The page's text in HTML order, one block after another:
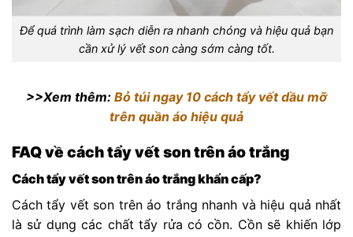
Để quá trình làm sạch diễn ra nhanh chóng và hiệu quả bạn
cần xử lý vết son càng sớm càng tốt.
>>Xem thêm: Bỏ túi ngay 10 cách tẩy vết dầu mỡ
trên quần áo hiệu quả
FAQ về cách tẩy vết son trên áo trắng
Cách tẩy vết son trên áo trắng khẩn cấp?
Cách tẩy vết son trên áo trắng nhanh và hiệu quả nhất
là sử dụng các chất tẩy rửa có cồn. Cồn sẽ khiến lớp